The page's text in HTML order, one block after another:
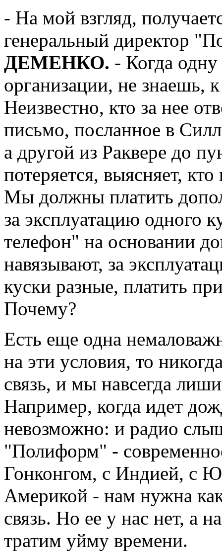
- На мой взгляд,
генеральный директор
ДЕМЕНКО. - Когда
организации, не знаешь,
Неизвестно, кто за нее
письмо, посланное в
а другой из Раквере до
потеряется, выясняет,
Мы должны платить
за эксплуатацию одного
телефон" на основании
навязывают, за
куски разные, платить
Почему?
Есть еще одна
на эти условия, то
связь, и мы навсегда
Например, когда идет
невозможно: и радио
"Полиформ" -
Гонконгом, с Индией, с
Америкой - нам нужна
связь. Но ее у нас нет, а
тратим уйму времени.